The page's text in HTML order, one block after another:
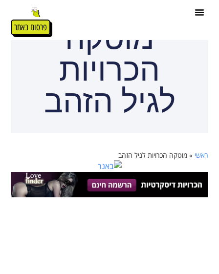
פרסום באתר מוטקה
הכרויות
לגיל הזהב
ראשי »מוטקה הכרויות לגיל הזהב